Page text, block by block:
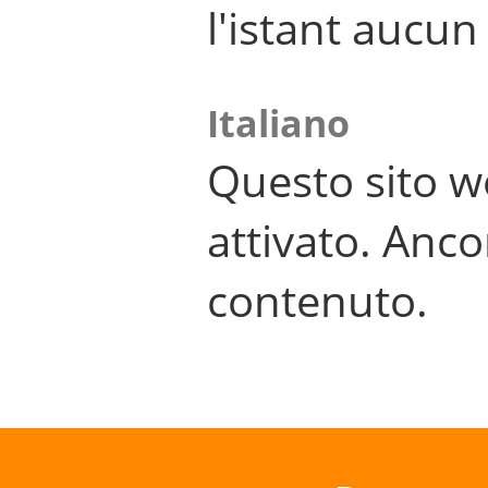
l'istant
Italiano
Questo sito
attivato.
contenuto.